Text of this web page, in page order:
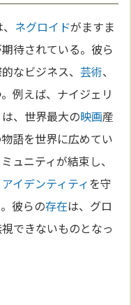
ネグロイドがますま
待されている。彼ら
なビジネス、芸術、
例えば、ナイジェリ
、世界最大の映画産
語を世界に広めてい
ュニティが結束し、
アイデンティティを守
彼らの存在は、グロ
できないものとなっ